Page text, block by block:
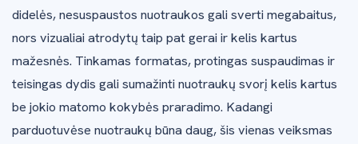
didelės, nesuspaustos nuotraukos gali sverti megabaitus,
nors vizualiai atrodytų taip pat gerai ir kelis kartus
mažesnės. Tinkamas formatas, protingas suspaudimas ir
teisingas dydis gali sumažinti nuotraukų svorį kelis kartus
be jokio matomo kokybės praradimo. Kadangi
parduotuvėse nuotraukų būna daug, šis vienas veiksmas